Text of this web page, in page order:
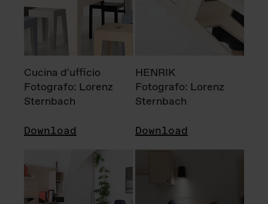
Cucina d'ufficio
Fotografo: Lorenz
Sternbach
Download
HENRIK
Fotografo: Lorenz
Sternbach
Download